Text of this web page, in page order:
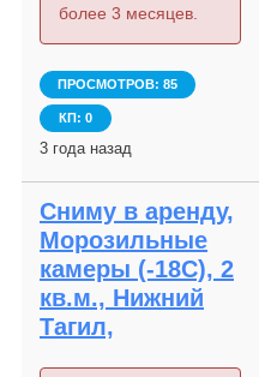
более 3 месяцев.
ПРОСМОТРОВ: 85
КП: 0
3 года назад
Сниму в аренду,
Морозильные
камеры (-18С), 2
кв.м., Нижний
Тагил,